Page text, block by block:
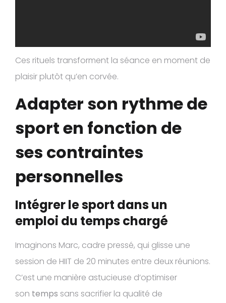
Ces rituels transforment la séance en moment de
plaisir plutôt qu’en corvée.
Adapter son rythme de
sport en fonction de
ses contraintes
personnelles
Intégrer le sport dans un
emploi du temps chargé
Imaginons Marc, cadre pressé, qui glisse une
session de HIIT de 20 minutes entre deux réunions.
C’est une manière astucieuse d’optimiser
son temps sans sacrifier la qualité de